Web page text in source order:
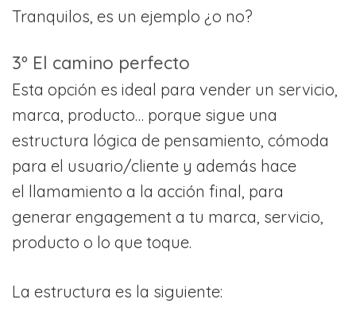
Tranquilos, es un ejemplo ¿o no?
3º El camino perfecto
Esta opción es ideal para vender un servicio,
marca, producto… porque sigue una
estructura lógica de pensamiento, cómoda
para el usuario/cliente y además hace
el llamamiento a la acción final, para
generar engagement a tu marca, servicio,
producto o lo que toque.
La estructura es la siguiente: